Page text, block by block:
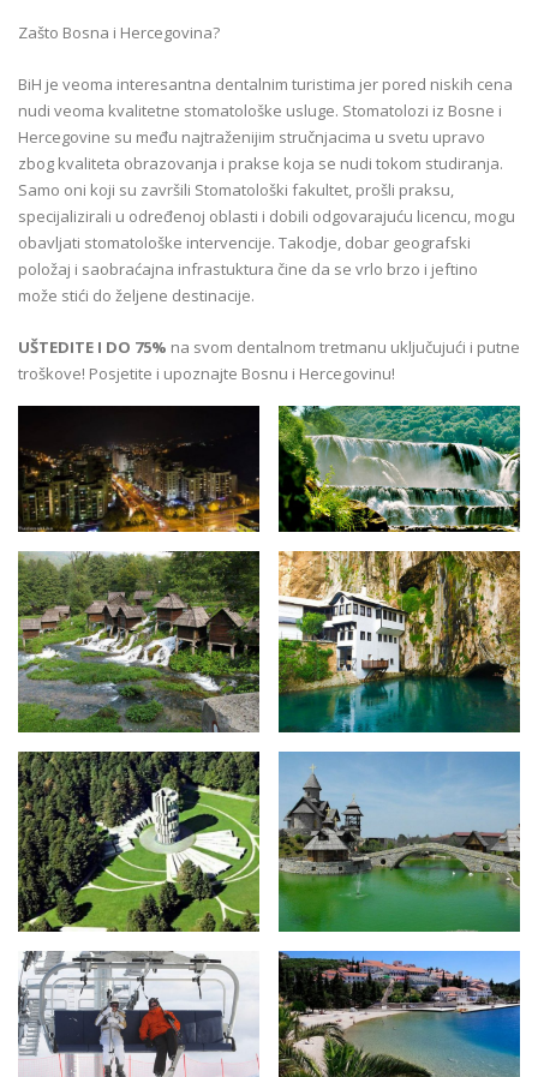
Zašto Bosna i Hercegovina?
BiH je veoma interesantna dentalnim turistima jer pored niskih cena
nudi veoma kvalitetne stomatološke usluge. Stomatolozi iz Bosne i
Hercegovine su među najtraženijim stručnjacima u svetu upravo
zbog kvaliteta obrazovanja i prakse koja se nudi tokom studiranja.
Samo oni koji su završili Stomatološki fakultet, prošli praksu,
specijalizirali u određenoj oblasti i dobili odgovarajuću licencu, mogu
obavljati stomatološke intervencije. Takodje, dobar geografski
položaj i saobraćajna infrastuktura čine da se vrlo brzo i jeftino
može stići do željene destinacije.
UŠTEDITE I DO 75% na svom dentalnom tretmanu uključujući i putne
troškove! Posjetite i upoznajte Bosnu i Hercegovinu!